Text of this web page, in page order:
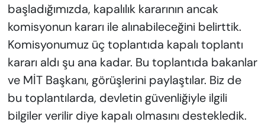
başladığımızda, kapalılık kararının ancak
komisyonun kararı ile alınabileceğini belirttik.
Komisyonumuz üç toplantıda kapalı toplantı
kararı aldı şu ana kadar. Bu toplantıda bakanlar
ve MİT Başkanı, görüşlerini paylaştılar. Biz de
bu toplantılarda, devletin güvenliğiyle ilgili
bilgiler verilir diye kapalı olmasını destekledik.